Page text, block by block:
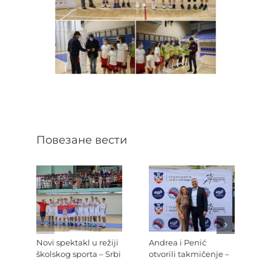
Повезане вести
Novi spektakl u režiji
školskog sporta – Srbi
Andrea i Penić
otvorili takmičenje –